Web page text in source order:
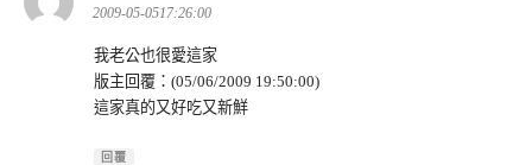
示:
2009-05-0517:26:00
我老公也很愛這家
版主回覆：(05/06/2009 19:50:00)
這家真的又好吃又新鮮
回覆